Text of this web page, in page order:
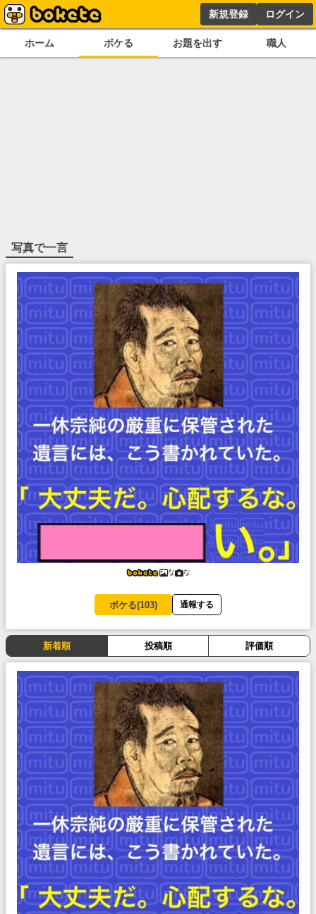
新規登録 ログイン
ホーム ボケる お題を出す 職人
写真で一言
な な
ボケる(103) 通報する
新着順 投稿順 評価順